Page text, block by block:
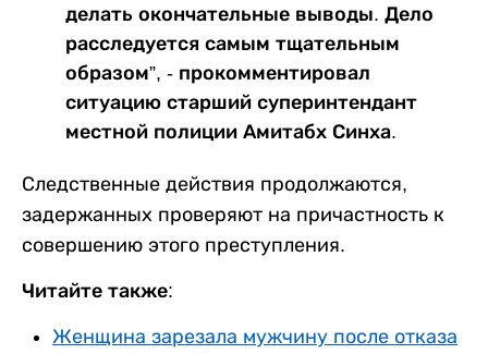
делать окончательные выводы. Дело
расследуется самым тщательным
образом”, - прокомментировал
ситуацию старший суперинтендант
местной полиции Амитабх Синха.
Следственные действия продолжаются,
задержанных проверяют на причастность к
совершению этого преступления.
Читайте также:
Женщина зарезала мужчину после отказа